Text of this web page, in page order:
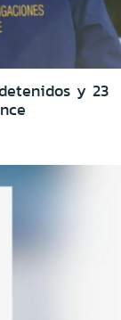
y 23